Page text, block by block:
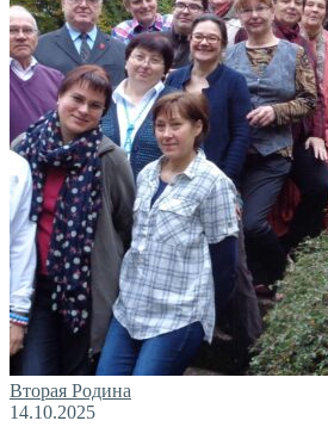
Вторая Родина
14.10.2025